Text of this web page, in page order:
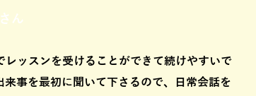
ん
ッスンを受けることができて続けやすいで
事を最初に聞いて下さるので、日常会話を